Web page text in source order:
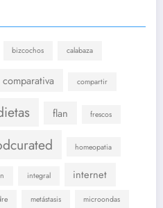
bizcochos calabaza
comparativa compartir
flan frescos
homeopatia
integral internet
metástasis microondas